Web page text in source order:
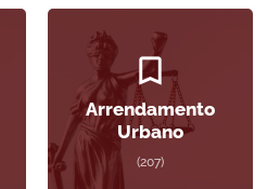
Arrendamento
Urbano
(207)